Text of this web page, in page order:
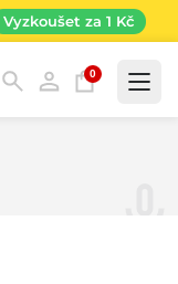
Vyzkoušet za 1 Kč
0